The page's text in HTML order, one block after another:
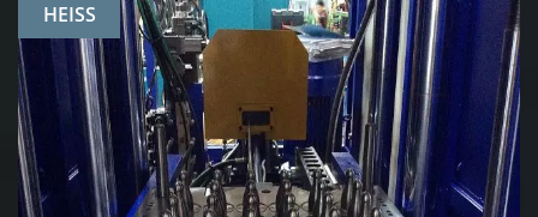
HEISS